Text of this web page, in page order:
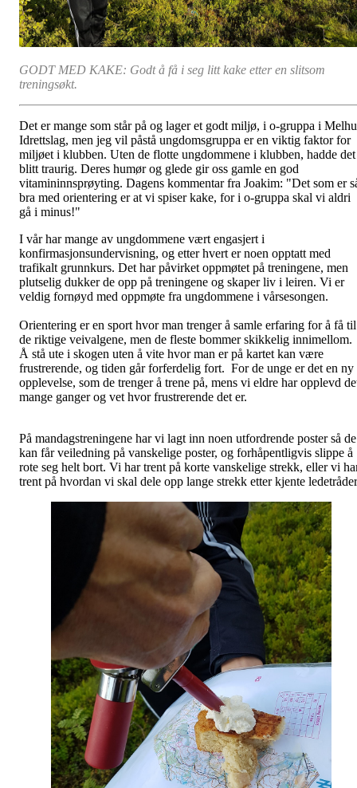
GODT MED KAKE: Godt å få i seg litt kake etter en slitsom
treningsøkt.
Det er mange som står på og lager et godt miljø, i o-gruppa i
Idrettslag, men jeg vil påstå ungdomsgruppa er en viktig faktor for
miljøet i klubben. Uten de flotte ungdommene i klubben, hadde det
blitt traurig. Deres humør og glede gir oss gamle en god
vitamininnsprøyting. Dagens kommentar fra Joakim: "Det som er
bra med orientering er at vi spiser kake, for i o-gruppa skal vi aldri
gå i minus!"
I vår har mange av ungdommene vært engasjert i
konfirmasjonsundervisning, og etter hvert er noen opptatt med
trafikalt grunnkurs. Det har påvirket oppmøtet på treningene, men
plutselig dukker de opp på treningene og skaper liv i leiren. Vi er
veldig fornøyd med oppmøte fra ungdommene i vårsesongen.
Orientering er en sport hvor man trenger å samle erfaring for å få til
de riktige veivalgene, men de fleste bommer skikkelig innimellom.
Å stå ute i skogen uten å vite hvor man er på kartet kan være
frustrerende, og tiden går forferdelig fort. For de unge er det en ny
opplevelse, som de trenger å trene på, mens vi eldre har opplevd
mange ganger og vet hvor frustrerende det er.
På mandagstreningene har vi lagt inn noen utfordrende poster så de
kan får veiledning på vanskelige poster, og forhåpentligvis slippe å
rote seg helt bort. Vi har trent på korte vanskelige strekk, eller vi
trent på hvordan vi skal dele opp lange strekk etter kjente